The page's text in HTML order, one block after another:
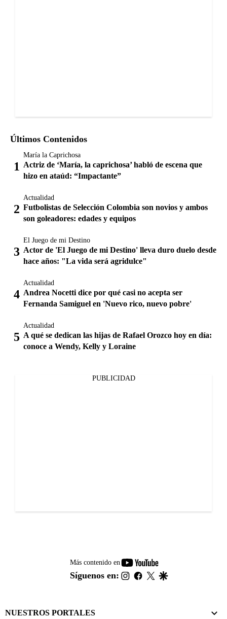
Últimos Contenidos
María la Caprichosa
Actriz de ‘María, la caprichosa’ habló de escena que
hizo en ataúd: “Impactante”
Actualidad
Futbolistas de Selección Colombia son novios y ambos
son goleadores: edades y equipos
El Juego de mi Destino
Actor de 'El Juego de mi Destino' lleva duro duelo desde
hace años: "La vida será agridulce"
Actualidad
Andrea Nocetti dice por qué casi no acepta ser
Fernanda Samiguel en 'Nuevo rico, nuevo pobre'
Actualidad
A qué se dedican las hijas de Rafael Orozco hoy en día:
conoce a Wendy, Kelly y Loraine
PUBLICIDAD
Más contenido en
youtube-
footer
Síguenos en: instagram
facebook
twitter
NUESTROS PORTALES